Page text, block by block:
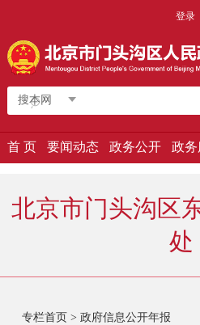
登录
搜本网
首 页 要闻动态 政务公开 政务
北京市门头沟区
处
专栏首页 > 政府信息公开年报